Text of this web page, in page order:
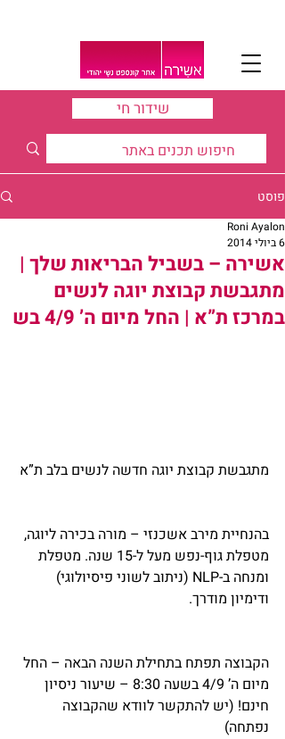
שידור חי
פוסט
אשירה – בשביל הבריאות שלך |
מתגבשת קבוצת יוגה לנשים
במרכז ת”א | החל מיום ה’ 4/9 בש
Roni Ayalon
6 ביולי 2014
מתגבשת קבוצת יוגה חדשה לנשים בלב ת”א
בהנחיית מירב אשכנזי – מורה בכירה ליוגה,
מטפלת גוף-נפש מעל ל-15 שנה. מטפלת
ומנחה ב-NLP (ניתוב לשוני פיסיולוגי)
ודימיון מודרך.
הקבוצה תפתח בתחילת השנה הבאה – החל
מיום ה’ 4/9 בשעה 8:30 – שיעור ניסיון
חינם! (יש להתקשר לוודא שהקבוצה
נפתחה)